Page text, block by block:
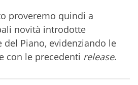
proveremo quindi a
novità introdotte
del Piano, evidenziando le
con le precedenti release.